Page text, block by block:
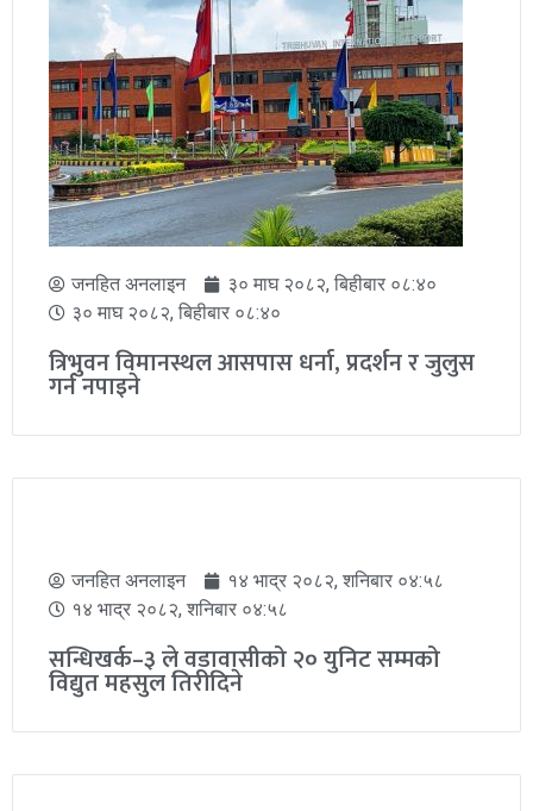
जनहित अनलाइन
३० माघ २०८२, बिहीबार ०८:४०
३० माघ २०८२, बिहीबार ०८:४०
त्रिभुवन विमानस्थल आसपास धर्ना, प्रदर्शन र जुलुस
गर्न नपाइने
जनहित अनलाइन
१४ भाद्र २०८२, शनिबार ०४:५८
१४ भाद्र २०८२, शनिबार ०४:५८
सन्धिखर्क–३ ले वडावासीको २० युनिट सम्मको
विद्युत महसुल तिरीदिने